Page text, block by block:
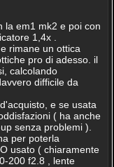
la em1 mk2 e poi con
1,4x .
rimane un ottica
pro di adesso. il
calcolando
difficile da
e se usata
( ha anche
senza problemi ).
per poterla
usato ( chiaramente
200 f2.8 , lente